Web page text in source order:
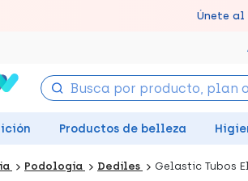
Disfruta de
Únete al
Llévate un
Canjea tus puntos
Productos de belleza
Podología Dediles Gelastic Tubos